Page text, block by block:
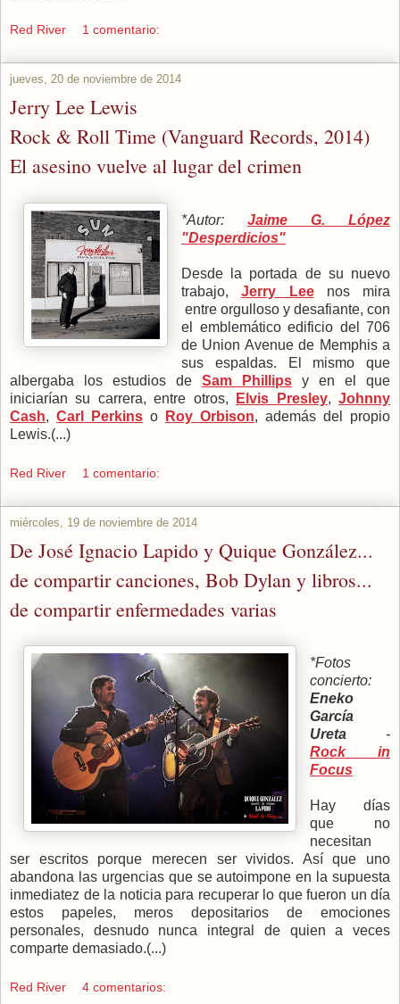
Red River 1 comentario:
jueves, 20 de noviembre de 2014
Jerry Lee Lewis
Rock & Roll Time (Vanguard Records, 2014)
El asesino vuelve al lugar del crimen
*Autor: Jaime G. López
"Desperdicios"
Desde la portada de su nuevo
trabajo,Jerry Leenos mira
entre orgulloso y desafiante, con
el emblemático edificio del 706
de Union Avenue de Memphis a
sus espaldas. El mismo que
albergaba los estudios de Sam Phillips y en el que
iniciarían su carrera, entre otros,
Elvis Presley,Johnny
Cash, Carl Perkins o Roy Orbison, además del propio
Lewis.(...)
Red River 1 comentario:
miércoles, 19 de noviembre de 2014
De José Ignacio Lapido y Quique González...
de compartir canciones, Bob Dylan y libros...
de compartir enfermedades varias
*Fotos
concierto:
Eneko
García
Ureta -
Rock in
Focus
Hay días
que no
necesitan
ser escritos porque merecen ser vividos. Así que uno
abandona las urgencias que se autoimpone en la supuesta
inmediatez de la noticia para recuperar lo que fueron un día
estos papeles, meros depositarios de emociones
personales, desnudo nunca integral de quien a veces
comparte demasiado.(...)
Red River 4 comentarios: